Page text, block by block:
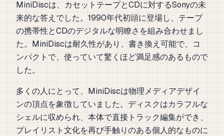
MiniDiscは、カセットテープとCDに対するSonyの未
来的な答えでした。1990年代初頭に登場し、テープ
の携帯性とCDのデジタルな明瞭さを組み合わせまし
た。MiniDiscは耐久性があり、書き換え可能で、コ
ンパクトで、使っていて驚くほど満足感のあるもので
した。
多くの人にとって、MiniDiscは物理メディアデザイ
ンの頂点を象徴していました。ディスクはカラフルな
シェルに収められ、本体で直接トラック編集ができ、
プレイリスト文化を再び手触りのある個人的なものに